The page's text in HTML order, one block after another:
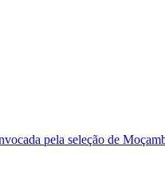
pela seleção de